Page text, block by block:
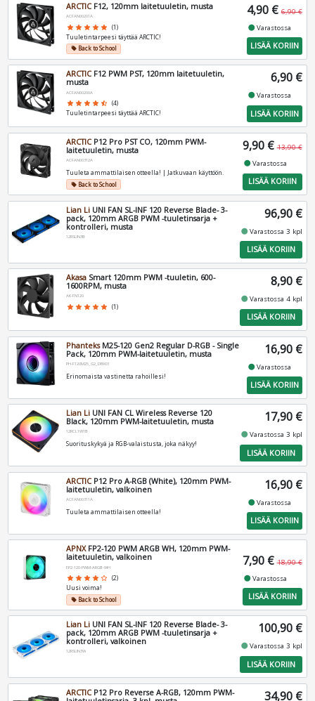
ARCTICF12, 120mm laitetuuletin, musta
ACFAN00201A
star star star star star (1)
Tuuletintarpeesi täyttää ARCTIC!
local_offerBack to School
4,90 € 6,90 €
fiber_manual_recordVarastossa
LISÄÄ KORIIN
ARCTICF12 PWM PST, 120mm laitetuuletin,
musta
ACFAN00200A
star star star star star_half (4)
Tuuletintarpeesi täyttää ARCTIC!
6,90 €
fiber_manual_recordVarastossa
LISÄÄ KORIIN
ARCTICP12 Pro PST CO, 120mm PWM-
laitetuuletin, musta
ACFAN00312A
Tuuleta ammattilaisen otteella! | Jatkuvaan käyttöön.
local_offerBack to School
9,90 € 13,90 €
fiber_manual_recordVarastossa
LISÄÄ KORIIN
Lian Li UNI FAN SL-INF 120 Reverse Blade- 3-
pack, 120mm ARGB PWM -tuuletinsarja +
kontrolleri, musta
12RSLIN3B
96,90 €
fiber_manual_recordVarastossa 3 kpl
LISÄÄ KORIIN
Akasa Smart 120mm PWM -tuuletin, 600-
1600RPM, musta
AK-FN120
star star star star star (1)
8,90 €
fiber_manual_recordVarastossa 4 kpl
LISÄÄ KORIIN
PhanteksM25-120 Gen2 Regular D-RGB - Single
Pack, 120mm PWM-laitetuuletin, musta
PH-F120M25_G2_DBK01
Erinomaista vastinetta rahoillesi!
16,90 €
fiber_manual_recordVarastossa
LISÄÄ KORIIN
Lian Li UNI FAN CL Wireless Reverse 120
Black, 120mm PWM-laitetuuletin, musta
12RCL1W1B
Suorituskykyä ja RGB-valaistusta, joka näkyy!
17,90 €
fiber_manual_recordVarastossa 3 kpl
LISÄÄ KORIIN
ARCTICP12 Pro A-RGB (White), 120mm PWM-
laitetuuletin, valkoinen
ACFAN00311A
Tuuleta ammattilaisen otteella!
16,90 €
fiber_manual_recordVarastossa
LISÄÄ KORIIN
APNXFP2-120 PWM ARGB WH, 120mm PWM-
laitetuuletin, valkoinen
FP2-120-PWM-ARGB-WH
star star star star star_border (2)
Uusi voima!
local_offerBack to School
7,90 € 18,90 €
fiber_manual_recordVarastossa
LISÄÄ KORIIN
Lian Li UNI FAN SL-INF 120 Reverse Blade- 3-
pack, 120mm ARGB PWM -tuuletinsarja +
kontrolleri, valkoinen
12RSLIN3W
100,90 €
fiber_manual_recordVarastossa 3 kpl
LISÄÄ KORIIN
ARCTICP12 Pro Reverse A-RGB, 120mm PWM-
34,90 €